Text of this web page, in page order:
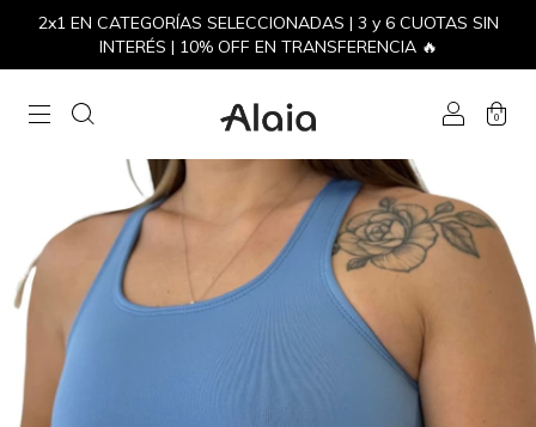
2x1 EN CATEGORÍAS SELECCIONADAS | 3 y 6 CUOTAS SIN
INTERÉS | 10% OFF EN TRANSFERENCIA 🔥
0